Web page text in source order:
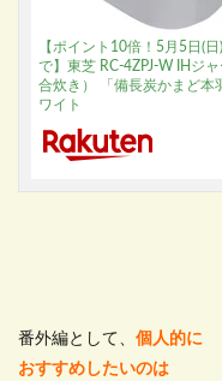
【ポイント10倍！5月5日(
で】東芝 RC-4ZPJ-W IHジ
合炊き） 「備長炭かまど本
ワイト
番外編として、 個人的に
おすすめしたいのは